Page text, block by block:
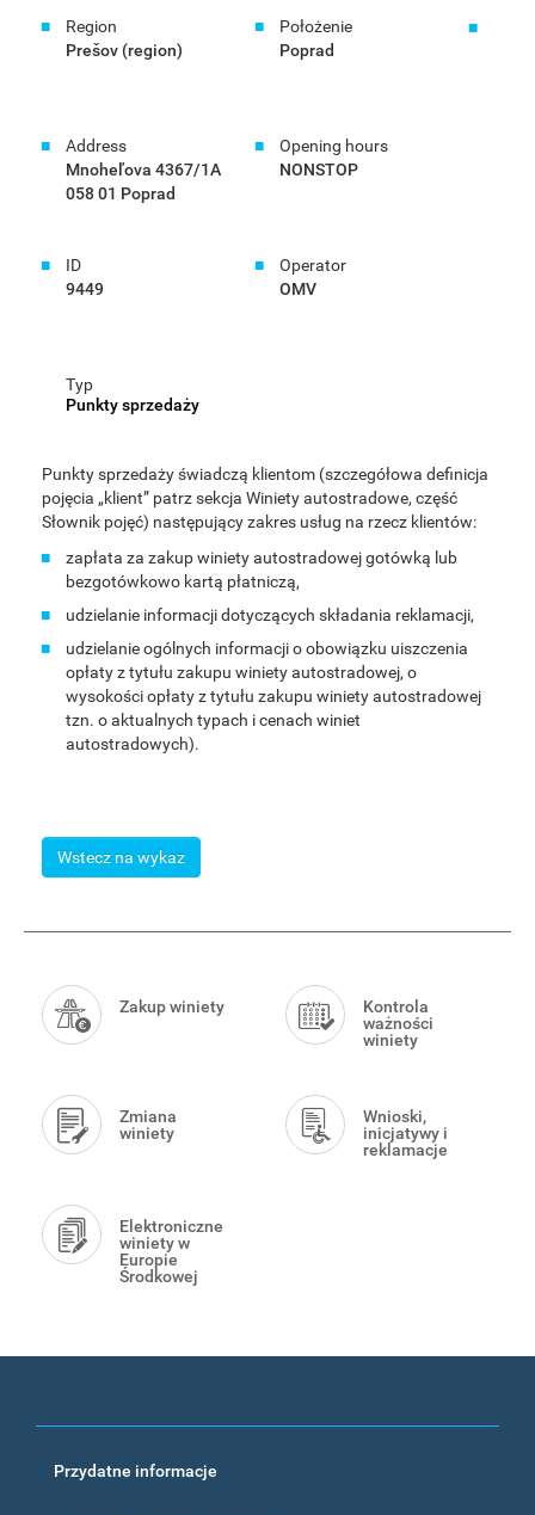
Region
Prešov (region)
Położenie
Poprad
Address
Mnoheľova 4367/1A
058 01 Poprad
Opening hours
NONSTOP
ID
9449
Operator
OMV
Typ
Punkty sprzedaży
Punkty sprzedaży świadczą klientom (szczegółowa definicja
pojęcia „klient” patrz sekcja Winiety autostradowe, część
Słownik pojęć) następujący zakres usług na rzecz klientów:
zapłata za zakup winiety autostradowej gotówką lub
bezgotówkowo kartą płatniczą,
udzielanie informacji dotyczących składania reklamacji,
udzielanie ogólnych informacji o obowiązku uiszczenia
opłaty z tytułu zakupu winiety autostradowej, o
wysokości opłaty z tytułu zakupu winiety autostradowej
tzn. o aktualnych typach i cenach winiet
autostradowych).
Wstecz na wykaz
Menu
Zakup winiety
Kontrola
ważności
winiety
Zmiana
winiety
Wnioski,
inicjatywy i
reklamacje
Elektroniczne
winiety w
Europie
Środkowej
Footer
Przydatne informacje